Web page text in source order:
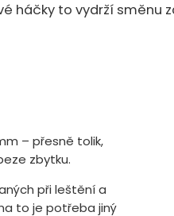
háčky to vydrží směnu
– přesně tolik,
zbytku.
při leštění a
to je potřeba jiný